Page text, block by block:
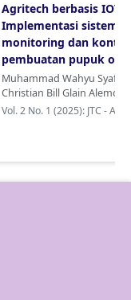
Agritech berbasis IOT :
Implementasi sistem
monitoring dan
pembuatan pupuk
Muhammad Wahyu Syafiul
Christian Bill Glain Alemoka
Vol. 2 No. 1 (2025): JTC - April